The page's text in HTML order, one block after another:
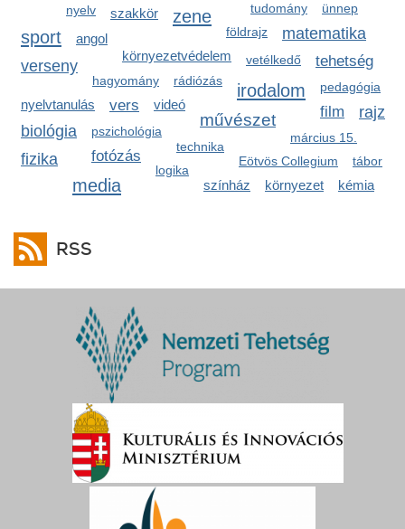
tudomány
ünnep
nyelv szakkör zene
földrajz matematika
sport
angol
környezetvédelem
vetélkedő tehetség
verseny
hagyomány rádiózás irodalom
nyelvtanulás
pedagógia
vers videó
művészet film
biológia pszichológia március 15.
technika
fotózás Eötvös Collegium
rajz
fizika
logika
tábor
media színház környezet kémia
RSS